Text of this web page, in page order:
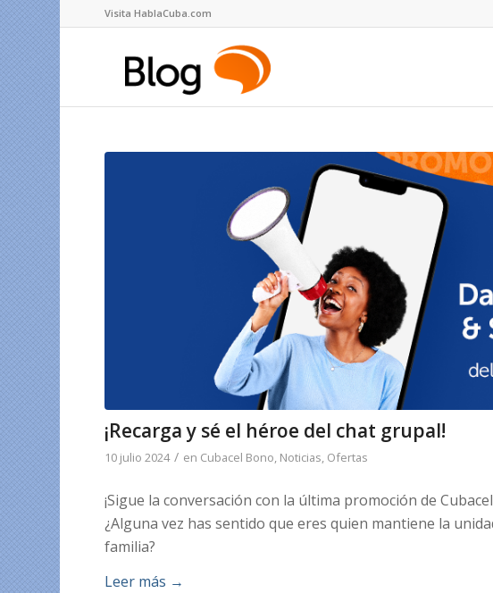
Visita HablaCuba.com
¡Recarga y sé el héroe del chat grupal!
10 julio 2024 / en Cubacel Bono, Noticias, Ofertas
¡Sigue la conversación con la última promoción de
¿Alguna vez has sentido que eres quien mantiene la
familia?
Leer más →